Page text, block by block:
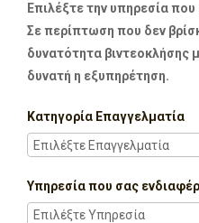
Επιλέξτε την υπηρεσία
Σε περίπτωση που δεν
δυνατότητα βιντεοκλήσης
δυνατή η εξυπηρέτηση.
Κατηγορία Επαγγελματία
Υπηρεσία που σας